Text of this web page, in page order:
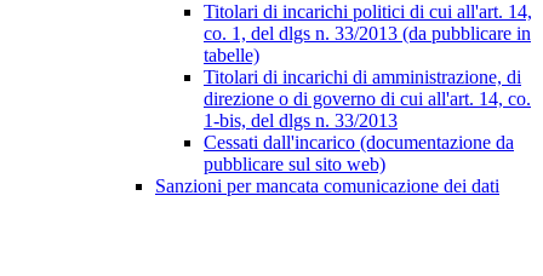
Titolari di incarichi politici di cui all'art. 14,
co. 1, del dlgs n. 33/2013 (da pubblicare in
tabelle)
Titolari di incarichi di amministrazione, di
direzione o di governo di cui all'art. 14, co.
1-bis, del dlgs n. 33/2013
Cessati dall'incarico (documentazione da
pubblicare sul sito web)
Sanzioni per mancata comunicazione dei dati